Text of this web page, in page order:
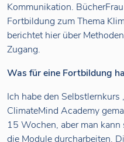
Kommunikation.
Fortbildung zum Thema
berichtet hier über
Zugang.
Was für eine Fortbildung
Ich habe den
ClimateMind Academy
15 Wochen, aber man
die Module durcharbeiten.